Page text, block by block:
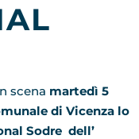
scena martedì 5
di Vicenza lo
Sodre dell’